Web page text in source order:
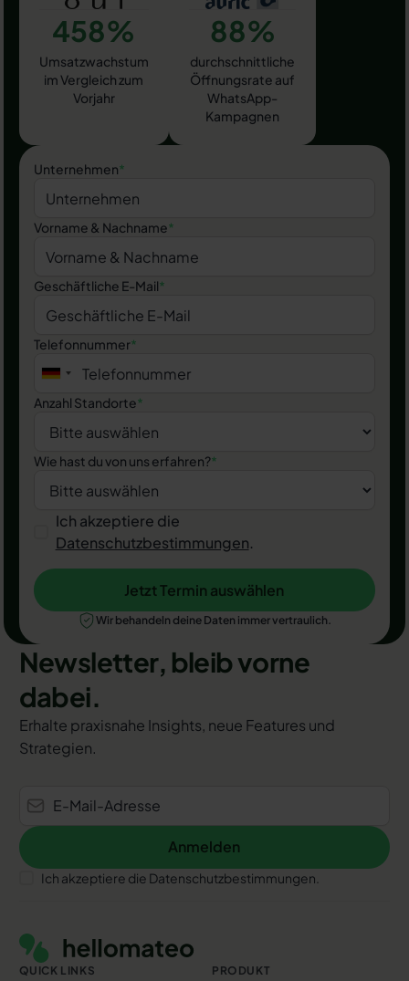
458%
Umsatzwachstum
im Vergleich zum
Vorjahr
88%
durchschnittliche
Öffnungsrate auf
WhatsApp-
Kampagnen
Unternehmen*
Vorname & Nachname*
Geschäftliche E-Mail*
Telefonnummer*
Anzahl Standorte*
Wie hast du von uns erfahren?*
Ich akzeptiere die
Datenschutzbestimmungen.
Jetzt Termin auswählen
Jetzt Termin auswählen
Wir behandeln deine Daten immer vertraulich.
Newsletter, bleib vorne
dabei.
Erhalte praxisnahe Insights, neue Features und
Strategien.
Anmelden
Anmelden
Ich akzeptiere die Datenschutzbestimmungen.
QUICK LINKS PRODUKT